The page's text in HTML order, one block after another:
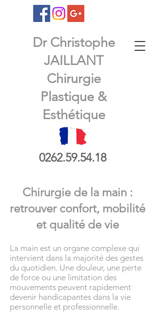
Dr Christophe
JAILLANT
Chirurgie
Plastique &
Esthétique
0262.59.54.18
Chirurgie de la main :
retrouver confort, mobilité
et qualité de vie
La main est un organe complexe qui
intervient dans la majorité des gestes
du quotidien. Une douleur, une perte
de force ou une limitation des
mouvements peuvent rapidement
devenir handicapantes dans la vie
personnelle et professionnelle.